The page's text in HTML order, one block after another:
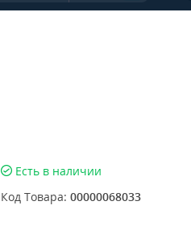
Есть в наличии
Код Товара: 00000068033